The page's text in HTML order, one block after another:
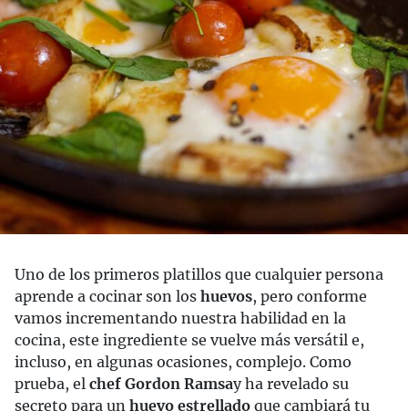
Uno de los primeros platillos que cualquier persona
aprende a cocinar son los huevos, pero conforme
vamos incrementando nuestra habilidad en la
cocina, este ingrediente se vuelve más versátil e,
incluso, en algunas ocasiones, complejo. Como
prueba, el chef Gordon Ramsay ha revelado su
secreto para un huevo estrellado que cambiará tu